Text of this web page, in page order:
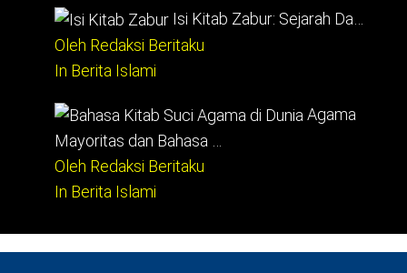
Isi Kitab Zabur: Sejarah Da…
Oleh Redaksi Beritaku
In Berita Islami
Agama
Mayoritas dan Bahasa …
Oleh Redaksi Beritaku
In Berita Islami